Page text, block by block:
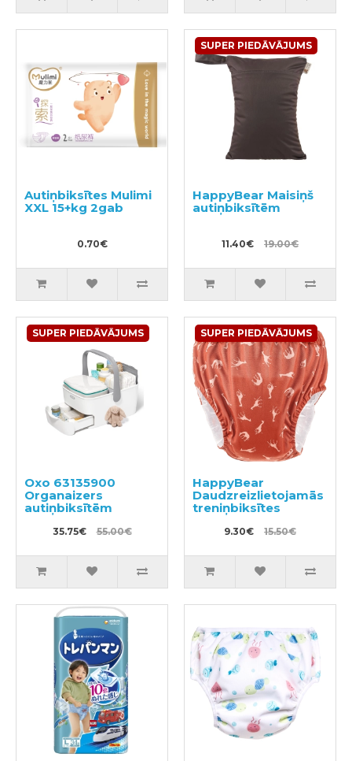
Autiņbiksītes Mulimi
XXL 15+kg 2gab
0.70€
SUPER PIEDĀVĀJUMS
HappyBear Maisiņš
autiņbiksītēm
11.40€ 19.00€
SUPER PIEDĀVĀJUMS
Oxo 63135900
Organaizers
autiņbiksītēm
35.75€ 55.00€
SUPER PIEDĀVĀJUMS
HappyBear
Daudzreizlietojamās
treniņbiksītes
9.30€ 15.50€